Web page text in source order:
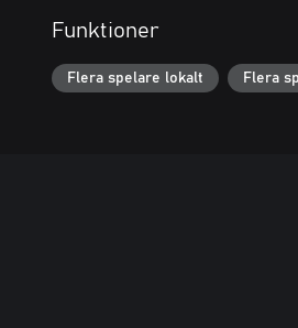
Funktioner
Flera spelare lokalt Flera